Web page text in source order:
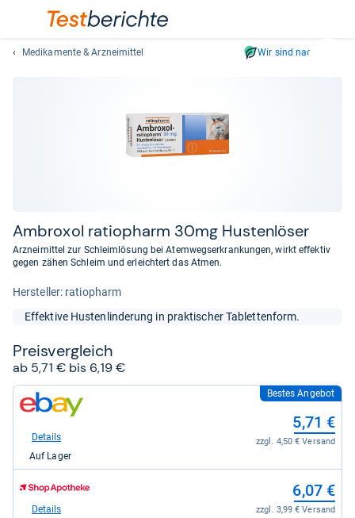
und
Medikamente & Arzneimittel Wir sind nachhaltig
Ambro­xol ratio­pharm 30mg Hus­ten­lö­ser
Arzneimittel zur Schleimlösung bei Atemwegserkrankungen, wirkt effektiv
gegen zähen Schleim und erleichtert das Atmen.
Her­stel­ler: ratiopharm
Effektive Hustenlinderung in praktischer Tablettenform.
Preis­ver­gleich
ab 5,71 € bis 6,19 €
zum
Shop:
eBay
5,71
Bestes Angebot
5,71 €
zzgl. 4,50 € Versand
Details
Auf Lager
zum
Shop:
6,07 €
zzgl. 3,99 € Versand
Details